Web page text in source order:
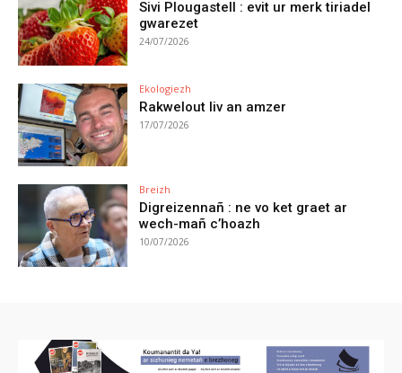
Sivi Plougastell : evit ur merk tiriadel
gwarezet
24/07/2026
Ekologiezh
Rakwelout liv an amzer
17/07/2026
Breizh
Digreizennañ : ne vo ket graet ar
wech-mañ c’hoazh
10/07/2026